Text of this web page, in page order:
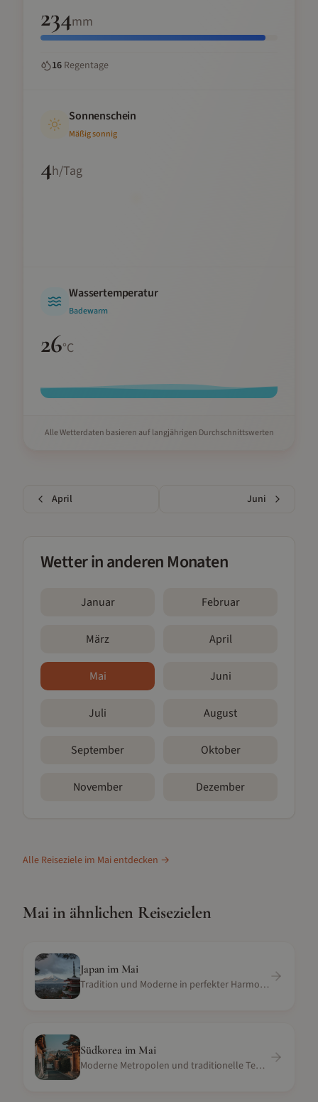
234mm
16 Regentage
Sonnenschein
Mäßig sonnig
4h/Tag
Wassertemperatur
Badewarm
26°C
Alle Wetterdaten basieren auf langjährigen Durchschnittswerten
April Juni
Wetter in anderen Monaten
Januar Februar
März April
Mai Juni
Juli August
September Oktober
November Dezember
Alle Reiseziele im Maientdecken →
Maiin ähnlichen Reisezielen
Japan im Mai
Tradition und Moderne in perfekter Harmonie
Südkorea im Mai
Moderne Metropolen und traditionelle Tempel